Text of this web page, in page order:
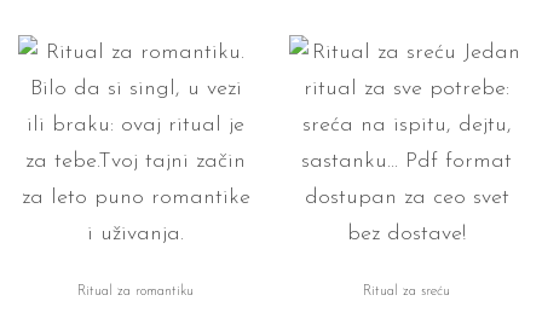
Ritual za romantiku Ritual za sreću